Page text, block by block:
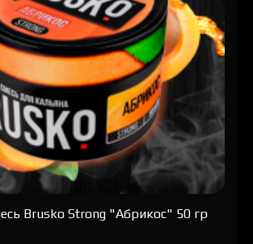
Brusko Strong "Абрикос" 50 гр